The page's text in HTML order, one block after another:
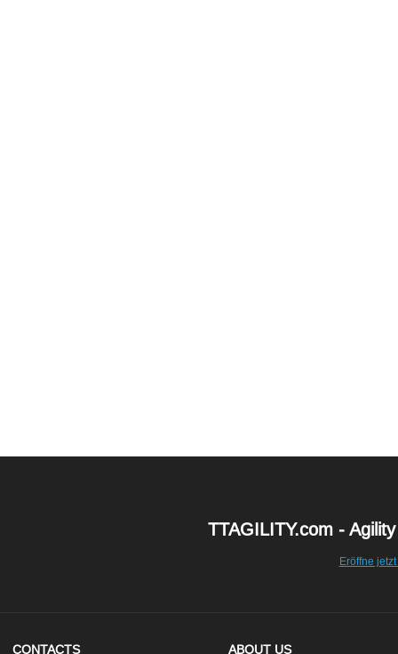
TTAGILITY.com -
Eröffne
CONTACTS ABOUT US